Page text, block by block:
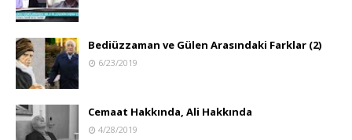
Bediüzzaman ve Gülen Arasındaki Farklar (2)
6/23/2019
Cemaat Hakkında, Ali Hakkında
4/28/2019